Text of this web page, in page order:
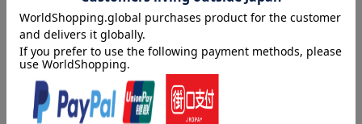
レーベル 少年チャンピオン・コミックス
出版社 秋田書店
発行形態
ページ数 192p